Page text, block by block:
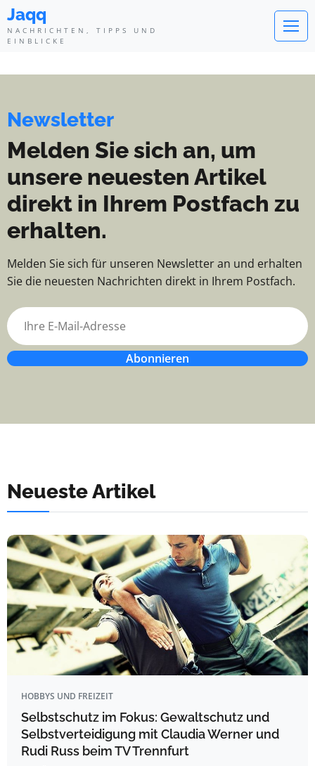
Jaqq - Nachrichten, Tipps und
Jaqq
NACHRICHTEN, TIPPS UND
EINBLICKE
Newsletter
Melden Sie sich an, um
unsere neuesten Artikel
direkt in Ihrem Postfach zu
erhalten.
Melden Sie sich für unseren Newsletter an und erhalten
Sie die neuesten Nachrichten direkt in Ihrem Postfach.
Abonnieren
Neueste Artikel
HOBBYS UND FREIZEIT
Selbstschutz im Fokus: Gewaltschutz und
Selbstverteidigung mit Claudia Werner und
Rudi Russ beim TV Trennfurt